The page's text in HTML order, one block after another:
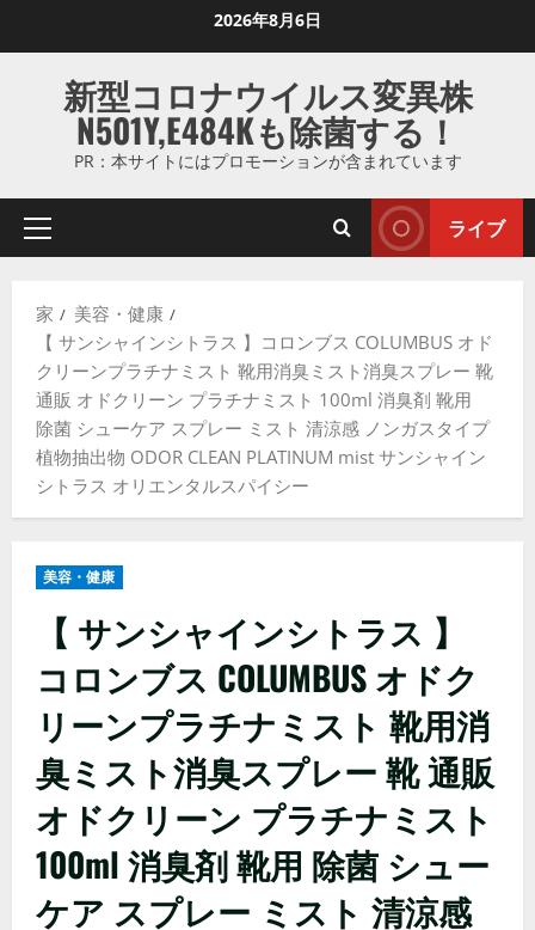
ス
ッ
2026年8月6日
新型コロナウイルス変異株
N501Y,E484Kも除菌する！
PR：本サイトにはプロモーションが含まれています
プ
マ
リ
メ
ニ
ュ
ー
ライブ
家
美容・健康
【 サンシャインシトラス 】コロンブス COLUMBUS オド
クリーンプラチナミスト 靴用消臭ミスト消臭スプレー 靴
通販 オドクリーン プラチナミスト 100ml 消臭剤 靴用
除菌 シューケア スプレー ミスト 清涼感 ノンガスタイプ
植物抽出物 ODOR CLEAN PLATINUM mist サンシャイン
シトラス オリエンタルスパイシー
美容・健康
【 サンシャインシトラス 】
コロンブス COLUMBUS オドク
リーンプラチナミスト 靴用消
臭ミスト消臭スプレー 靴 通販
オドクリーン プラチナミスト
100ml 消臭剤 靴用 除菌 シュー
ケア スプレー ミスト 清涼感